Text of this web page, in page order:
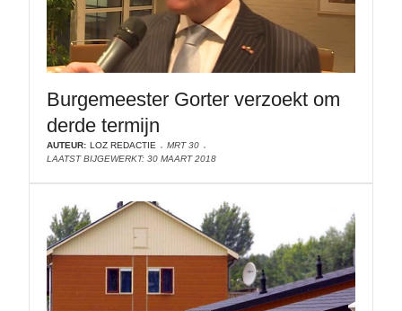
Burgemeester Gorter verzoekt om
derde termijn
AUTEUR: LOZ REDACTIE
MRT 30
LAATST BIJGEWERKT: 30 MAART 2018